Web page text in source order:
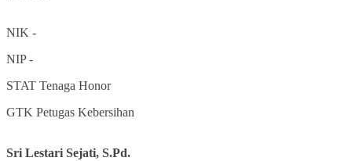
NIK -
NIP-
STAT Tenaga Honor
GTK Petugas Kebersihan
Sri Lestari Sejati, S.Pd.